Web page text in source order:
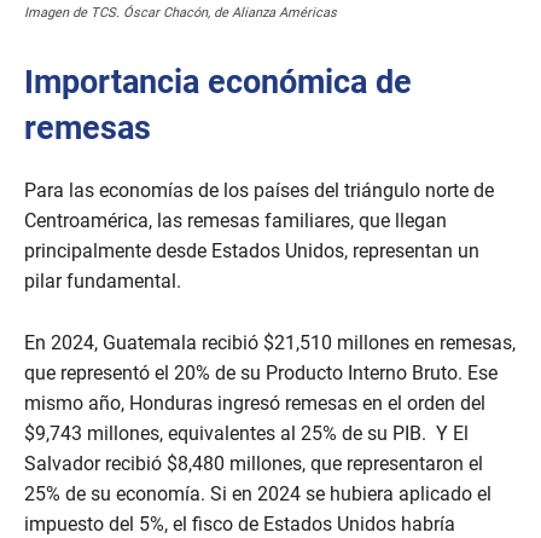
Imagen de TCS. Óscar Chacón, de Alianza Américas
Importancia económica de
remesas
Para las economías de los países del triángulo norte de
Centroamérica, las remesas familiares, que llegan
principalmente desde Estados Unidos, representan un
pilar fundamental.
En 2024, Guatemala recibió $21,510 millones en remesas,
que representó el 20% de su Producto Interno Bruto. Ese
mismo año, Honduras ingresó remesas en el orden del
$9,743 millones, equivalentes al 25% de su PIB. Y El
Salvador recibió $8,480 millones, que representaron el
25% de su economía. Si en 2024 se hubiera aplicado el
impuesto del 5%, el fisco de Estados Unidos habría